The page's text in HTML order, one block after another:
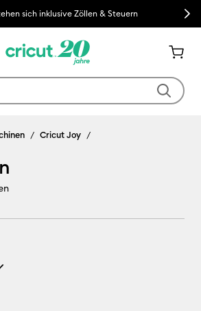
sich inklusive Zöllen & Steuern Next
Cricut Joy